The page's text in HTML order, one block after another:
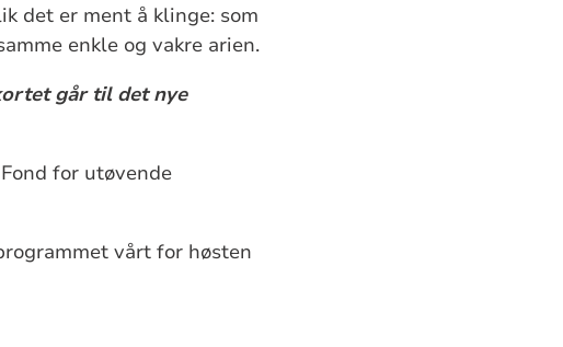
det er ment å klinge: som
enkle og vakre arien.
går til det nye
for utøvende
vårt for høsten